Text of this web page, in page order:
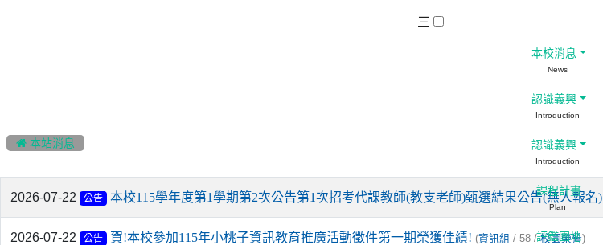
 本站消息
2026-07-22 公告 本校115學年度第1學期第2次公告第1次招考代課教師(教支老師)甄選結果公告(無人報名)
2026-07-22 公告 賀!本校參加115年小桃子資訊教育推廣活動徵件第一期榮獲佳績! (資訊組 / 58 /校園榮譽)
三
本校消息
News
認識義興
Introduction
認識義興
Introduction
課程計畫
Plan
評鑑園地